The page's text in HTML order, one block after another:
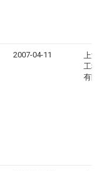
2007-04-11
上海
工程
有限